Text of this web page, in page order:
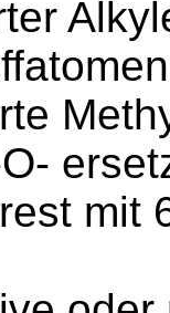
mit